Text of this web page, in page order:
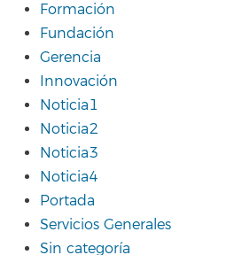
Formación
Fundación
Gerencia
Innovación
Noticia1
Noticia2
Noticia3
Noticia4
Portada
Servicios Generales
Sin categoría